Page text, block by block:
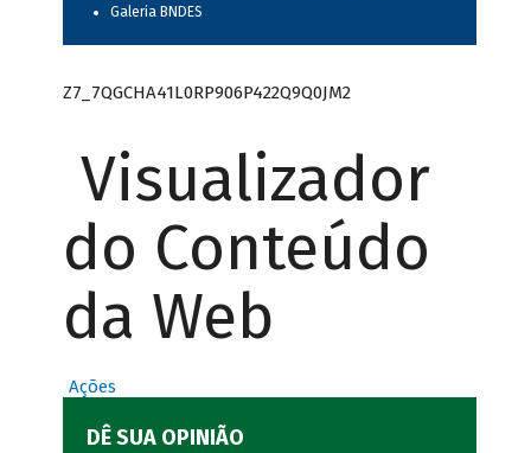
Galeria BNDES
Z7_7QGCHA41L0RP906P422Q9Q0JM2
Visualizador
do Conteúdo
da Web
Ações
DÊ SUA OPINIÃO